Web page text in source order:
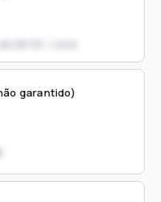
09:34 - Livre
garantido)